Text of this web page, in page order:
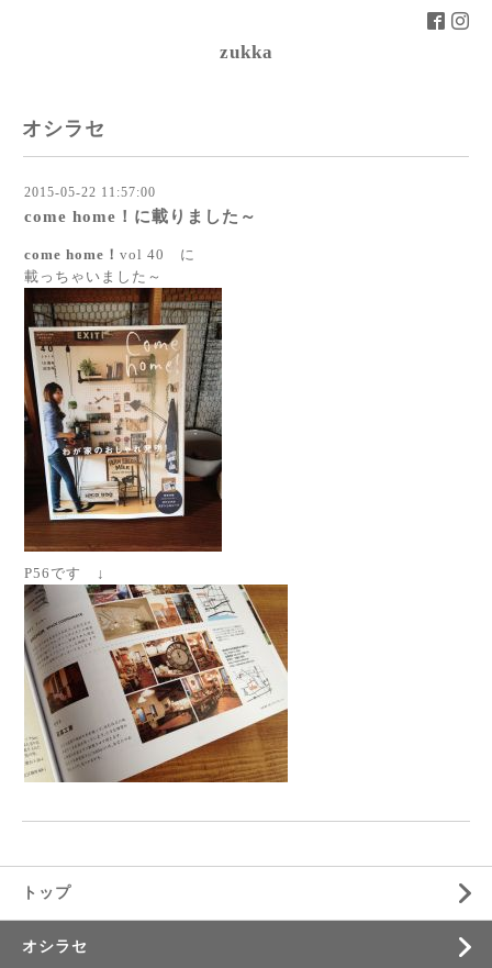
zukka
オシラセ
2015-05-22 11:57:00
come home！に載りました～
come home！ vol 40 に
載っちゃいました～
P56です ↓
トップ
オシラセ